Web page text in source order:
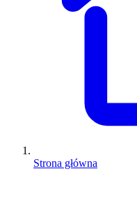
Strona główna